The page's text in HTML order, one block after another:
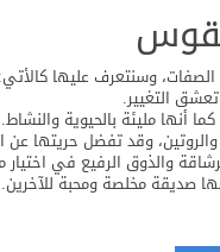
وسنتعرف عليها كالأتي:
التغيير.
أنها مليئة بالحيوية والنشاط.
وقد تفضل حريتها عن
والذوق الرفيع في اختيار
صديقة مخلصة ومحبة للآخرين.